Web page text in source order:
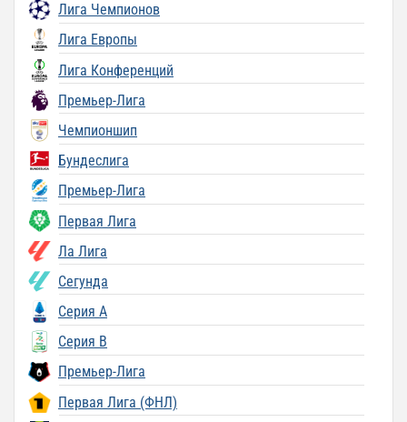
Лига Чемпионов
Лига Европы
Лига Конференций
Премьер-Лига
Чемпионшип
Бундеслига
Премьер-Лига
Первая Лига
Ла Лига
Сегунда
Серия A
Серия B
Премьер-Лига
Первая Лига (ФНЛ)